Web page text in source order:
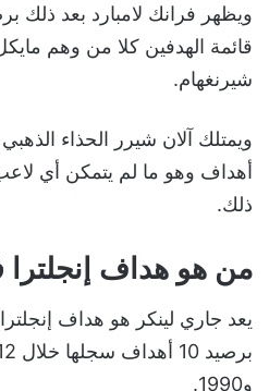
قائمة الهدفين كلا من وهم
شيرنغهام.
أهداف وهو ما لم يتمكن أي
ذلك.
من هو هداف
يعد جاري لينكر هو هداف
و1990.